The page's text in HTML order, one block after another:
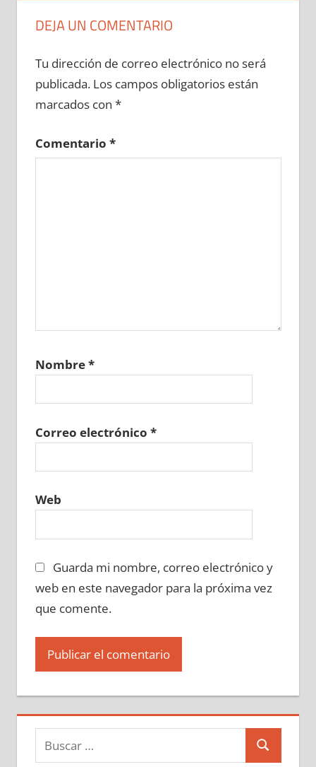
DEJA UN COMENTARIO
Tu dirección de correo electrónico no será
publicada. Los campos obligatorios están
marcados con *
Comentario *
Nombre*
Correo electrónico *
Web
Guarda mi nombre, correo electrónico y
web en este navegador para la próxima vez
que comente.
Buscar